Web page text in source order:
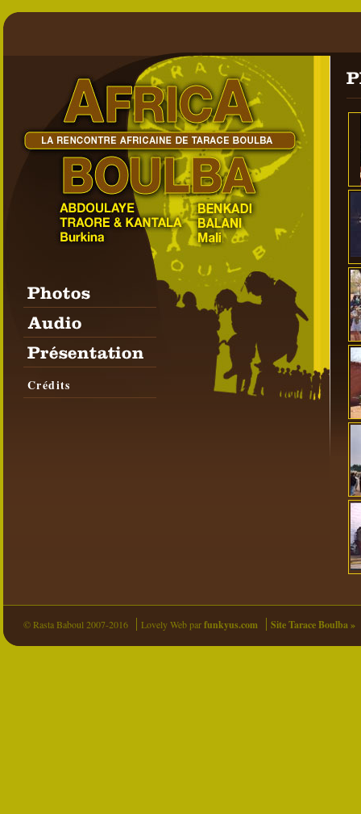
Crédits
© Rasta Baboul 2007-2016 Lovely Web parfunkyus.com Site Tarace Boulba »